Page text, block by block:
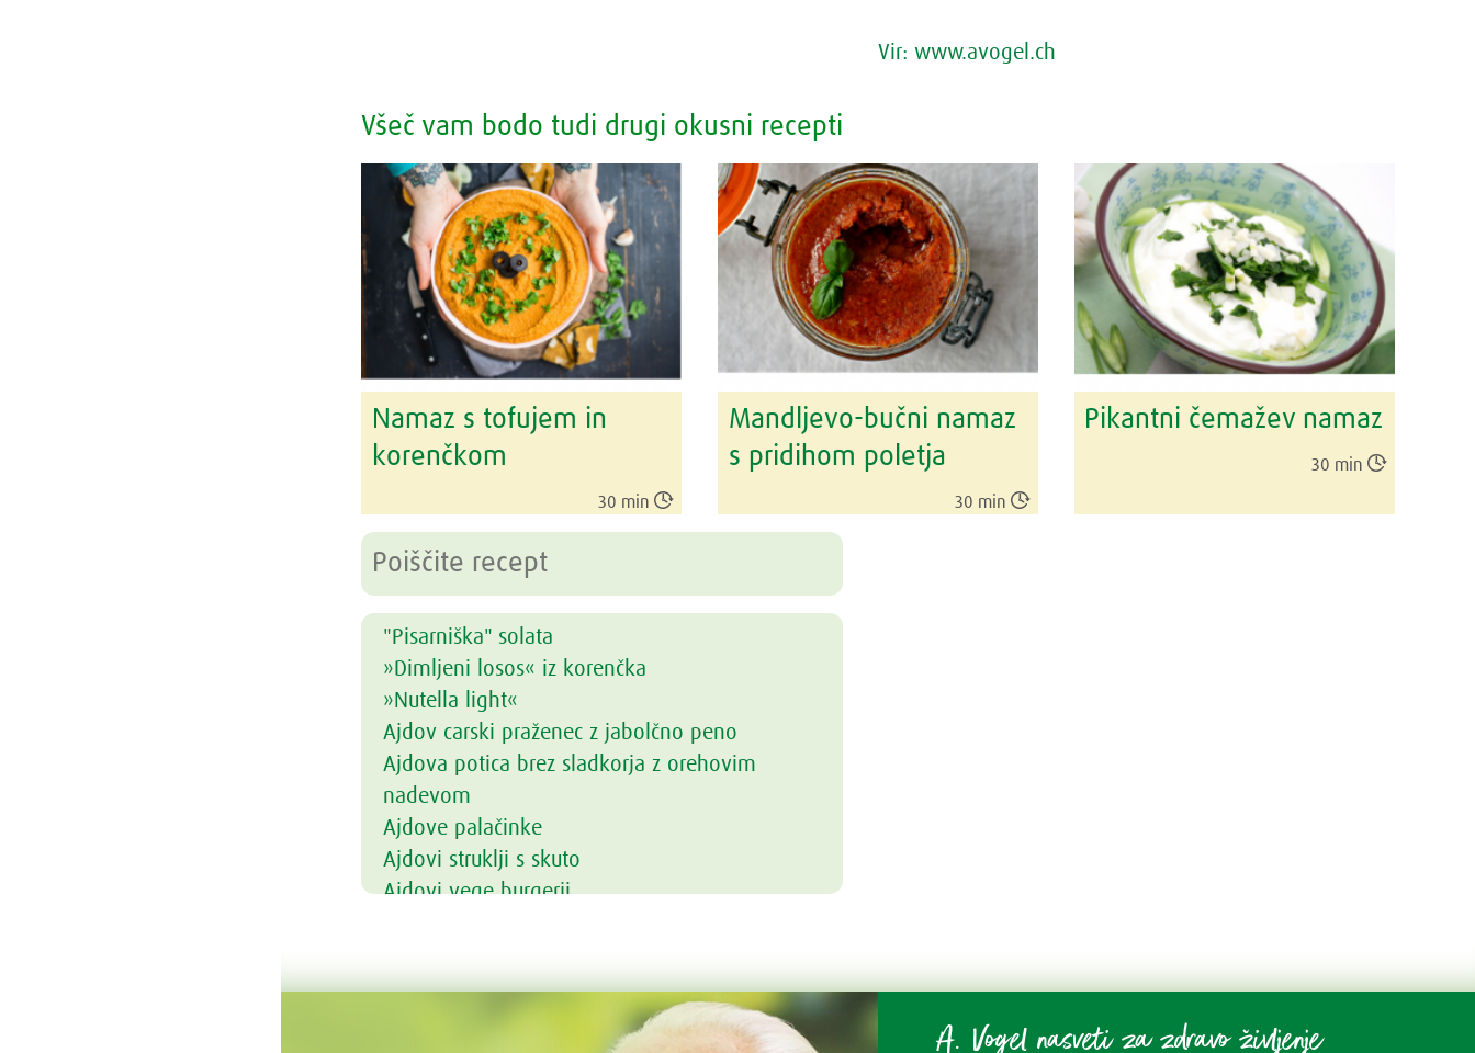
Vir: www.avogel.ch
Všeč vam bodo tudi drugi okusni recepti
Namaz s tofujem in
korenčkom
30 min
Mandljevo-bučni namaz
s pridihom poletja
30 min 
Pikantni čemažev namaz
30 min 
"Pisarniška" solata
»Dimljeni losos« iz korenčka
»Nutella light«
Ajdov carski praženec z jabolčno peno
Ajdova potica brez sladkorja z orehovim
nadevom
Ajdove palačinke
Ajdovi struklji s skuto
Ajdovi vege burgerji
Amarantova kaša s prelivom iz jagodičevja
A. Vogel nasveti za zdravo življenje